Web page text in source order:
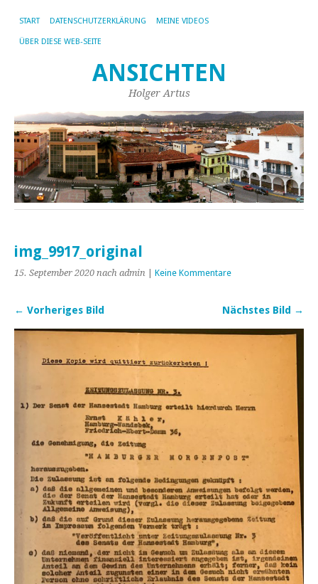
START DATENSCHUTZERKLÄRUNG MEINE VIDEOS
ÜBER DIESE WEB-SEITE
ANSICHTEN
Holger Artus
img_9917_original
15. September 2020 nach admin Keine Kommentare
← Vorheriges Bild Nächstes Bild →